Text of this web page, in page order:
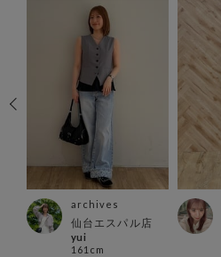
archives
仙台エスパル店
yui
161cm